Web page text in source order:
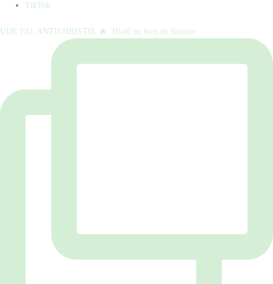
TikTok
UDE NU: ANTICHRISTIE 🔥⁠ ⁠ Hvad nu hvis de historie